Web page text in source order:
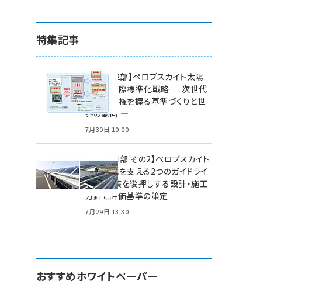
特集記事
特集【第2部】ペロブスカイト太陽
電池の国際標準化戦略 ― 次世代
市場の覇権を握る基準づくりと世
界の動向 ―
7月30日 10:00
特集【第1部 その2】ペロブスカイト
太陽電池を支える2つのガイドライ
ン ― 実装を後押しする設計・施工
方針と評価基準の策定 ―
7月29日 13:30
おすすめホワイトペーパー